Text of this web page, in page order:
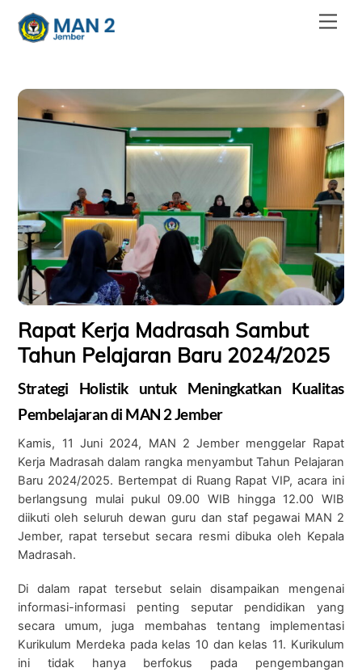
content
Rapat Kerja Madrasah Sambut
Tahun Pelajaran Baru 2024/2025
Strategi Holistik untuk Meningkatkan Kualitas
Pembelajaran di MAN 2 Jember
Kamis, 11 Juni 2024, MAN 2 Jember menggelar Rapat
Kerja Madrasah dalam rangka menyambut Tahun Pelajaran
Baru 2024/2025. Bertempat di Ruang Rapat VIP, acara ini
berlangsung mulai pukul 09.00 WIB hingga 12.00 WIB
diikuti oleh seluruh dewan guru dan staf pegawai MAN 2
Jember, rapat tersebut secara resmi dibuka oleh Kepala
Madrasah.
Di dalam rapat tersebut selain disampaikan mengenai
informasi-informasi penting seputar pendidikan yang
secara umum, juga membahas tentang implementasi
Kurikulum Merdeka pada kelas 10 dan kelas 11. Kurikulum
ini tidak hanya berfokus pada pengembangan